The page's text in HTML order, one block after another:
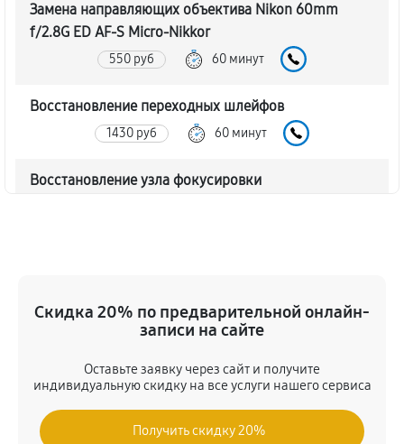
Замена направляющих объектива Nikon 60mm
f/2.8G ED AF-S Micro-Nikkor
550 руб 60 минут
Восстановление переходных шлейфов
1430 руб 60 минут
Восстановление узла фокусировки
880 руб
1650 руб 60 минут
Чистка от пыли объектива Nikon 60mm f/2.8G ED
Скидка 20% по предварительной онлайн-
записи на сайте
Оставьте заявку через сайт и получите
индивидуальную скидку на все услуги нашего сервиса
Получить скидку 20%